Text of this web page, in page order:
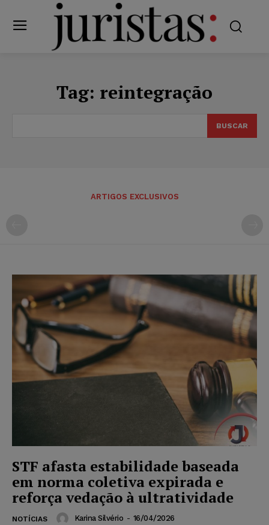
Tag: reintegração
BUSCAR
ARTIGOS EXCLUSIVOS
STF afasta estabilidade baseada
em norma coletiva expirada e
reforça vedação à ultratividade
NOTÍCIAS Karina Silvério - 16/04/2026